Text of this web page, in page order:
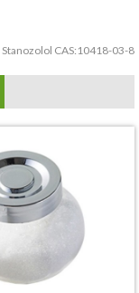
Stanozolol CAS:10418-03-8